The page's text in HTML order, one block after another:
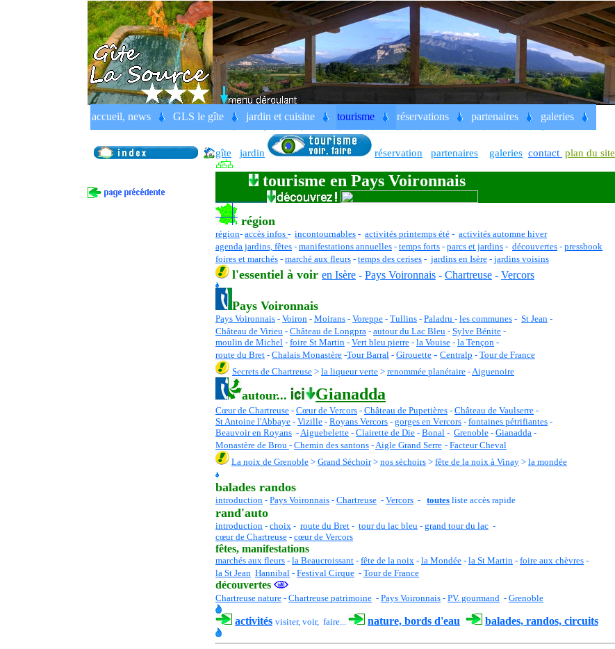
accueil, news GLS le gîte jardin et cuisine tourisme réservations partenaires galeries
Kandinsky, Renoir
gîte jardin réservation partenaires galeries contact plan du site
tourisme en Pays Voironnais
région
région- accès infos - incontournables - activités printemps été - activités automne hiver
agenda jardins, fêtes - manifestations annuelles - temps forts - parcs et jardins - découvertes - pressbook
foires et marchés - marché aux fleurs - temps des cerises - jardins en Isère - jardins voisins
l'essentiel à voir en Isère - Pays Voironnais - Chartreuse - Vercors
Pays Voironnais
Pays Voironnais - Voiron - Moirans - Voreppe - Tullins - Paladru - les communes - St Jean -
Château de Virieu - Château de Longpra - autour du Lac Bleu - Sylve Bénite -
moulin de Michel - foire St Martin - Vert bleu pierre - la Vouise - la Tençon -
route du Bret - Chalais Monastère -Tour Barral - Girouette - Centralp - Tour de France
Secrets de Chartreuse > la liqueur verte > renommée planétaire -Aiguenoire
autour... Gianadda
Cœur de Chartreuse - Cœur de Vercors - Château de Pupetières - Château de Vaulserre -
St Antoine l'Abbaye - Vizille - Royans Vercors - gorges en Vercors - fontaines pétrifiantes -
Beauvoir en Royans -Aiguebelette - Clairette de Die - Bonal - Grenoble - Gianadda -
Monastère de Brou - Chemin des santons -Aigle Grand Serre - Facteur Cheval
La noix de Grenoble > Grand Séchoir> nos séchoirs > fête de la noix à Vinay > la mondée
balades randos
introduction - Pays Voironnais - Chartreuse - Vercors - toutes liste accès rapide
rand'auto
introduction - choix - route du Bret - tour du lac bleu - grand tour du lac -
cœur de Chartreuse - cœur de Vercors
fêtes, manifestations
marchés aux fleurs - la Beaucroissant - fête de la noix - la Mondée - la St Martin - foire aux chèvres -
la St Jean Hannibal - Festival Cirque - Tour de France
découvertes
Chartreuse nature - Chartreuse patrimoine - Pays Voironnais - PV. gourmand - Grenoble
activités visiter, voir, faire... nature, bords d'eau balades, randos, circuits